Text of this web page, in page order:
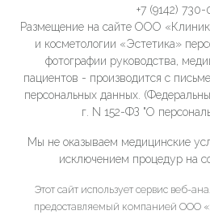
+7 (9142) 730-
Размещение на сайте ООО
и косметологии «Эстетика»
фотографии руководства,
пациентов - производится с
персональных данных.
г. N 152-ФЗ "О
Мы не оказываем медицинские
исключением процедур на
Этот сайт использует сервис веб-
предоставляемый компанией ООО